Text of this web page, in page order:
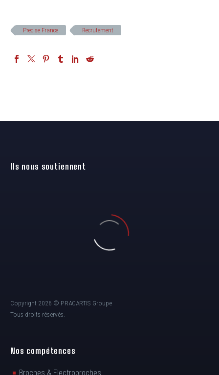
Precise France Recrutement
Ils nous soutiennent
Copyright 2026 © PRACARTIS Groupe
Tous droits réservés.
Nos compétences
Broches & Electrobroches